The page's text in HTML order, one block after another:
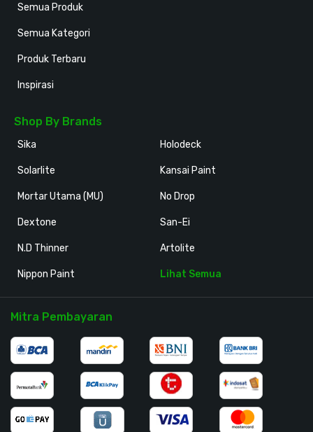
Semua Produk
Semua Kategori
Produk Terbaru
Inspirasi
Shop By Brands
Sika
Solarlite
Mortar Utama (MU)
Dextone
N.D Thinner
Nippon Paint
Holodeck
Kansai Paint
No Drop
San-Ei
Artolite
Lihat Semua
Mitra Pembayaran